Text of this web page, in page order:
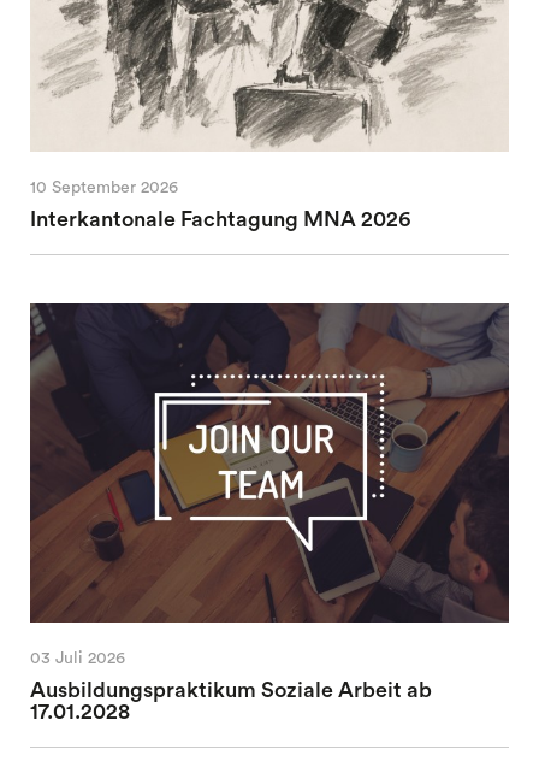
10 September 2026
Interkantonale Fachtagung MNA 2026
03 Juli 2026
Ausbildungspraktikum Soziale Arbeit ab
17.01.2028